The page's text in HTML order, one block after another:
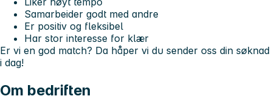
Samarbeider godt med andre
Er positiv og fleksibel
Har stor interesse for klær
Er vi en god match? Da håper vi du sender oss din søknad
i dag!
Om bedriften